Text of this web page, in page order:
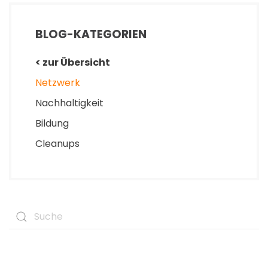
BLOG-KATEGORIEN
< zur Übersicht
Netzwerk
Nachhaltigkeit
Bildung
Cleanups